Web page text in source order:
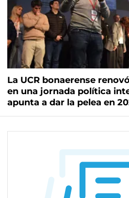
La UCR bonaerense
en una jornada política
apunta a dar la pelea en